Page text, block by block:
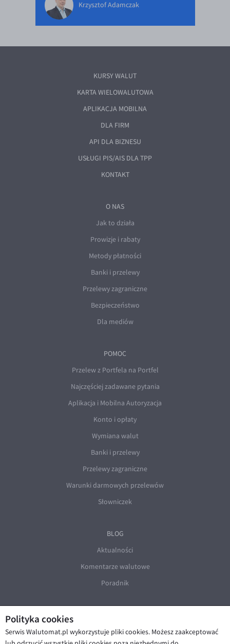
Krzysztof Adamczak
Polityka cookies
Serwis Walutomat.pl wykorzystuje pliki cookies. Możesz zaakceptować
KURSY WALUT
KARTA WIELOWALUTOWA
APLIKACJA MOBILNA
DLA FIRM
API DLA BIZNESU
USŁUGI PIS/AIS DLA TPP
KONTAKT
O NAS
Jak to działa
Prowizje i rabaty
Metody płatności
Banki i przelewy
Przelewy zagraniczne
Bezpieczeństwo
Dla mediów
POMOC
Przelew z Portfela na Portfel
Najczęściej zadawane pytania
Aplikacja i Mobilna Autoryzacja
Konto i opłaty
Wymiana walut
Banki i przelewy
Przelewy zagraniczne
Warunki darmowych przelewów
Słowniczek
BLOG
Aktualności
Komentarze walutowe
Poradnik